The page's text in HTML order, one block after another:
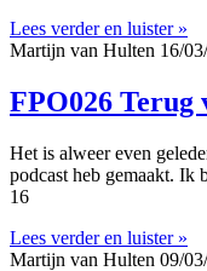
Lees verder en luister »
Martijn van Hulten 16/
FPO026 Terug
Het is alweer even
podcast heb gemaakt. Ik
16
Lees verder en luister »
Martijn van Hulten 09/